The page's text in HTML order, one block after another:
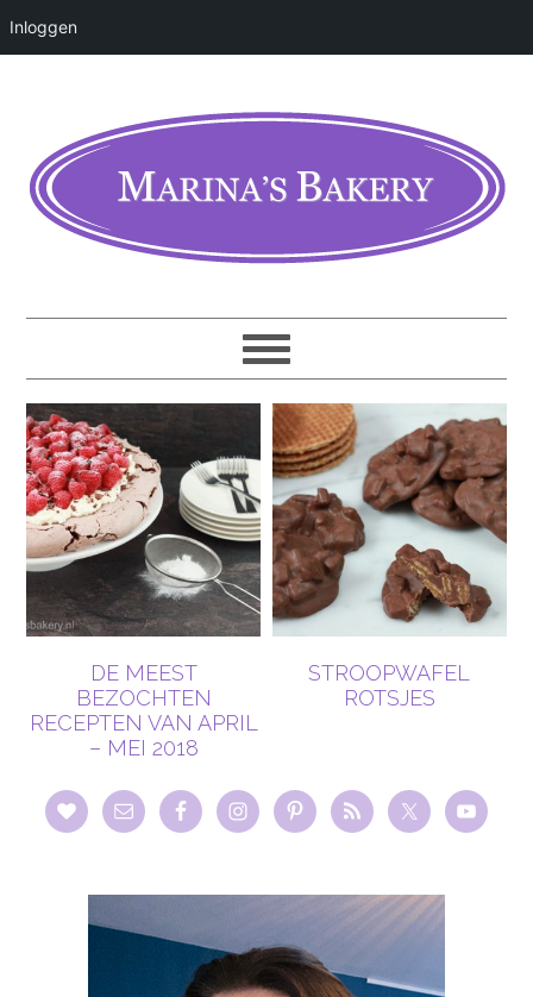
Inloggen
DE MEEST
BEZOCHTEN
RECEPTEN VAN APRIL
– MEI 2018
STROOPWAFEL
ROTSJES